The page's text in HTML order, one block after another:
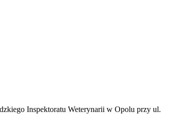
Inspektoratu Weterynarii w Opolu przy ul.